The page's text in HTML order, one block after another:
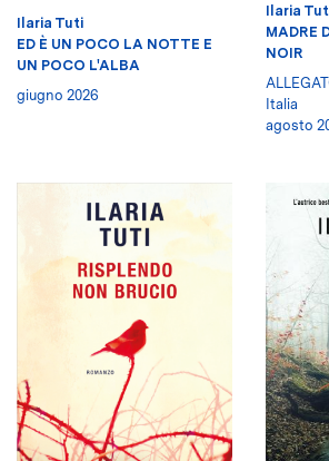
Ilaria Tuti
ED È UN POCO LA NOTTE E
UN POCO L'ALBA
giugno 2026
Ilaria
MADRE
NOIR
Italia
agosto